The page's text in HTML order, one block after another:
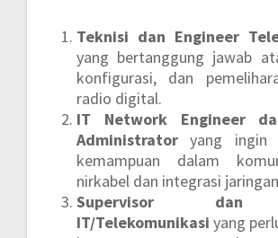
Teknisi dan Engineer
yang bertanggung jawab
konfigurasi, dan
radio digital.
IT Network Engineer
Administrator yang ingin
kemampuan dalam
nirkabel dan integrasi
Supervisor dan
IT/Telekomunikasi yang